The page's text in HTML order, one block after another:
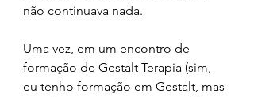
não continuava nada.
Uma vez, em um encontro de
formação de Gestalt Terapia (sim,
eu tenho formação em Gestalt, mas